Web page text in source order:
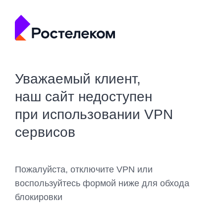
Уважаемый клиент,
наш сайт недоступен
при использовании VPN
сервисов
Пожалуйста, отключите VPN или
воспользуйтесь формой ниже для обхода
блокировки